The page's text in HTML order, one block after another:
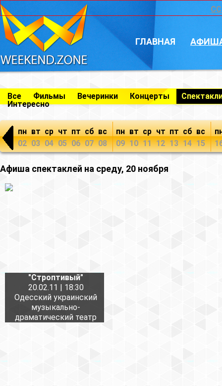
ГЛАВНАЯ
Все Фильмы Вечеринки Концерты
Интересно
пн
02
вт
03
ср
04
чт
05
пт
06
сб
07
вс
08
пн
09
вт
10
ср
11
чт
12
пт
13
сб
14
вс
15
Афиша спектаклей на среду, 20 ноября
"Строптивый"
20.02.11 | 18:30
Одесский украинский
музыкально-
драматический театр